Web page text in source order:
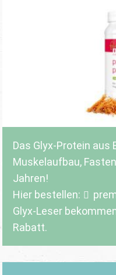
Das Glyx-Protein aus
Muskelaufbau,
Jahren!
Hier bestellen:
Glyx-Leser
Rabatt.